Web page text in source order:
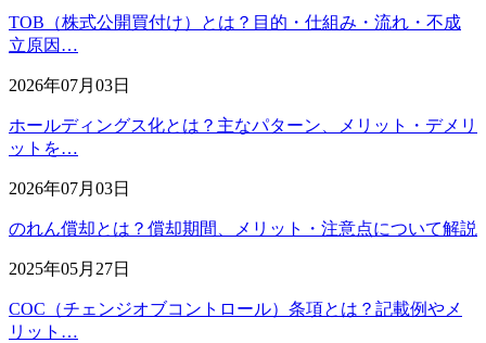
TOB（株式公開買付け）とは？目的・仕組み・流れ・不成
立原因…
2026年07月03日
ホールディングス化とは？主なパターン、メリット・デメリ
ットを…
2026年07月03日
のれん償却とは？償却期間、メリット・注意点について解説
2025年05月27日
COC（チェンジオブコントロール）条項とは？記載例やメ
リット…